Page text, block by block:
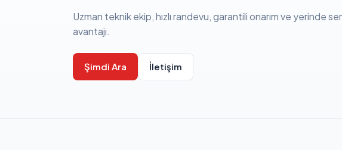
Uzman teknik ekip, hızlı randevu, garantili onarım ve yerinde
avantajı.
Şimdi Ara İletişim